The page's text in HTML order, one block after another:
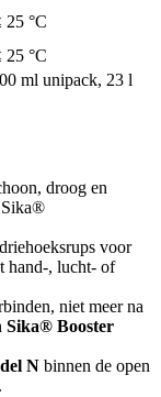
25 °C
25 °C
ml unipack, 23 l
droog en
Sika®
voor
hand-, lucht- of
niet meer na
Sika® Booster
N binnen de open